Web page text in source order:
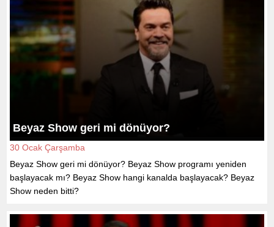
Beyaz Show geri mi dönüyor?
30 Ocak Çarşamba
Beyaz Show geri mi dönüyor? Beyaz Show programı yeniden
başlayacak mı? Beyaz Show hangi kanalda başlayacak? Beyaz
Show neden bitti?